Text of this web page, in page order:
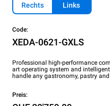
Rechts Links
Code:
XEDA-0621-GXLS
Professional high-performance
art operating system and
handle any gastronomy, pastry
Preis: